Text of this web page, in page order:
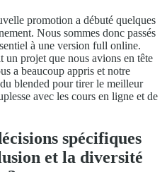
promotion a débuté quelques
Nous sommes donc passés
à une version full online.
un projet que nous avions en tête
a beaucoup appris et notre
blended pour tirer le meilleur
avec les cours en ligne et de
spécifiques
et la diversité